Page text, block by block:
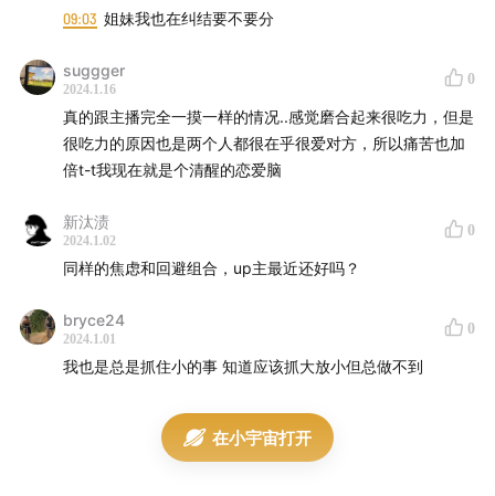
09:03 姐妹我也在纠结要不要分
suggger
2024.1.16
0
真的跟主播完全一摸一样的情况..感觉磨合起来很吃力，但是
很吃力的原因也是两个人都很在乎很爱对方，所以痛苦也加
倍t-t我现在就是个清醒的恋爱脑
新汰渍
2024.1.02
0
同样的焦虑和回避组合，up主最近还好吗？
bryce24
2024.1.01
0
我也是总是抓住小的事 知道应该抓大放小但总做不到
在小宇宙打开